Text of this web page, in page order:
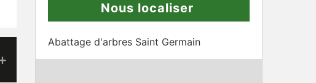
Nous localiser
Abattage d'arbres Saint Germain